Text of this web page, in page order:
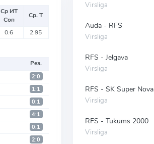
Ср ИТ
Соп
Ср. Т
0.6 2.95
Рез.
2:0
1:1
0:1
4:1
0:1
2:0
Virsliga
Auda - RFS
Virsliga
RFS - Jelgava
Virsliga
RFS - SK Super Nova
Virsliga
RFS - Tukums 2000
Virsliga